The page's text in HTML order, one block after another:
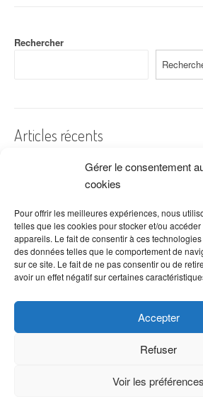
Gérer le consentement
cookies
Pour offrir les meilleures expériences, nous
telles que les cookies pour stocker et/ou
appareils. Le fait de consentir à ces
des données telles que le comportement de
sur ce site. Le fait de ne pas consentir ou de
avoir un effet négatif sur certaines
Accepter
Refuser
Voir les préférences
Rechercher
Articles récents
A quelles dates de l’année offre-t-on des
Les fleurs préférées des Français
Combien de fois arroser un cactus ?
Quelles fleurs offrir pour la fête des mères ?
Idées de décoration avec fleurs séchées